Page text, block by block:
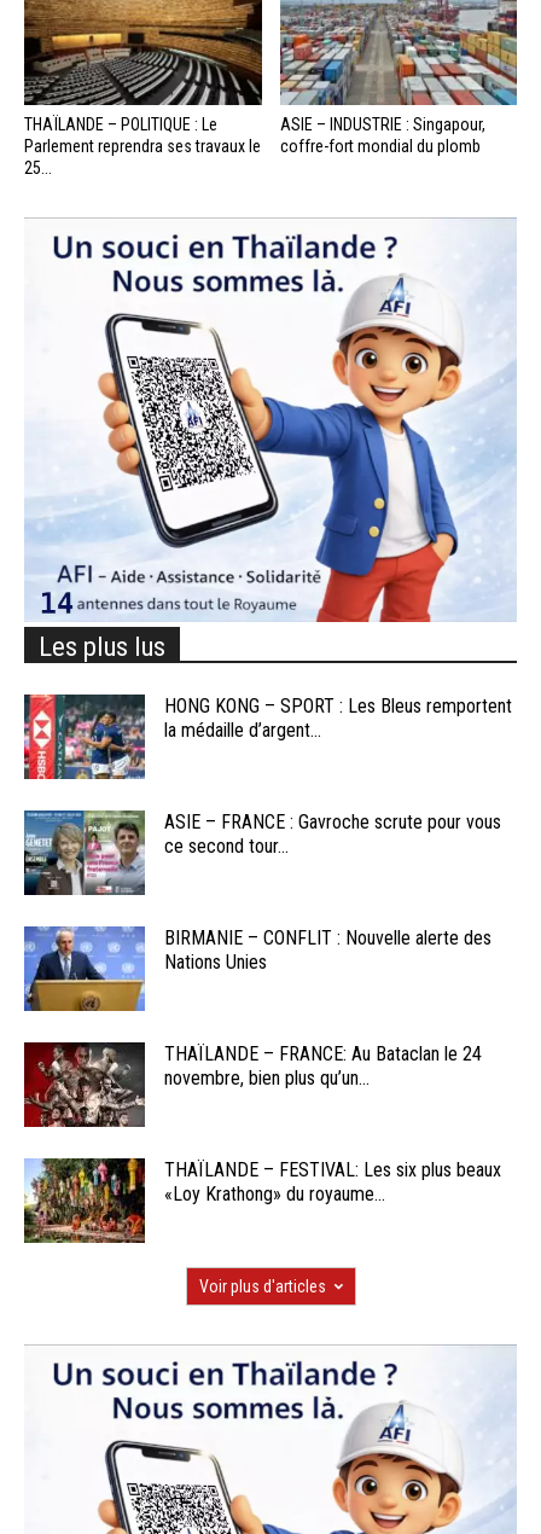
THAÏLANDE – POLITIQUE : Le
Parlement reprendra ses travaux le
25...
ASIE – INDUSTRIE : Singapour,
coffre-fort mondial du plomb
Les plus lus
HONG KONG – SPORT : Les Bleus remportent
la médaille d’argent...
ASIE – FRANCE : Gavroche scrute pour vous
ce second tour...
BIRMANIE – CONFLIT : Nouvelle alerte des
Nations Unies
THAÏLANDE – FRANCE: Au Bataclan le 24
novembre, bien plus qu’un...
THAÏLANDE – FESTIVAL: Les six plus beaux
«Loy Krathong» du royaume...
Voir plus d'articles